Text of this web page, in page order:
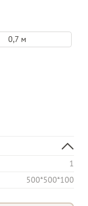
0,7 м
1
500*500*100